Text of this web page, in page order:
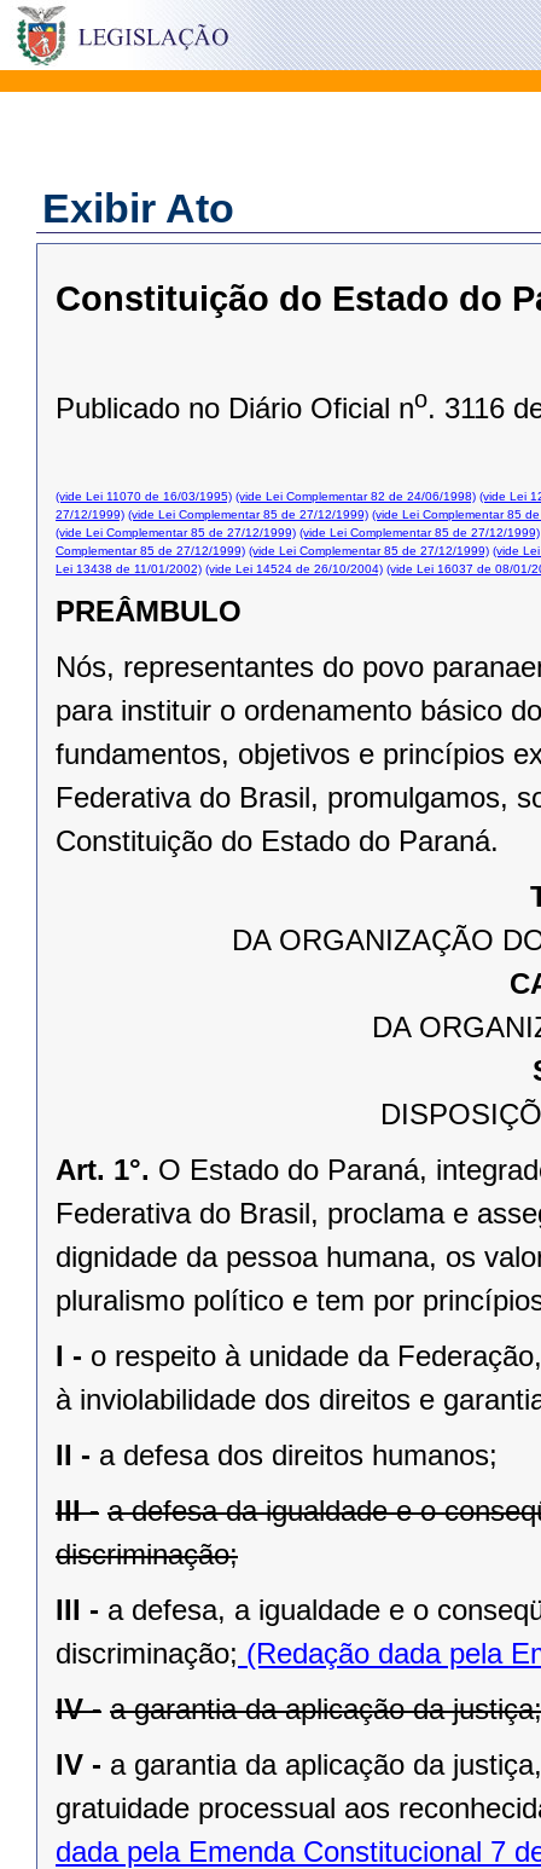
Exibir Ato
Constituição do Estado do
Publicado no Diário Oficial no. 3116
(vide Lei 11070 de 16/03/1995) (vide Lei Complementar 82 de 24/06/1998) (vide Lei
27/12/1999) (vide Lei Complementar 85 de 27/12/1999) (vide Lei Complementar 85
(vide Lei Complementar 85 de 27/12/1999) (vide Lei Complementar 85 de 27/12/1999)
Complementar 85 de 27/12/1999) (vide Lei Complementar 85 de 27/12/1999) (vide
Lei 13438 de 11/01/2002) (vide Lei 14524 de 26/10/2004) (vide Lei 16037 de 08/01/
PREÂMBULO
Nós, representantes do povo
para instituir o ordenamento básico
fundamentos, objetivos e princípios
Federativa do Brasil, promulgamos,
Constituição do Estado do Paraná.
DA ORGANIZAÇÃO
DA
Art. 1°. O Estado do Paraná,
Federativa do Brasil, proclama e
dignidade da pessoa humana, os
pluralismo político e tem por
I - o respeito à unidade da
à inviolabilidade dos direitos e
II - a defesa dos direitos humanos;
III - a defesa da igualdade e o
discriminação;
III - a defesa, a igualdade e o
discriminação; (Redação dada pela
IV - a garantia da aplicação da justiça;
IV - a garantia da aplicação da
gratuidade processual aos
dada pela Emenda Constitucional 7